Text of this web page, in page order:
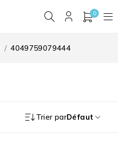
0
/ 4049759079444
Trier parDéfaut